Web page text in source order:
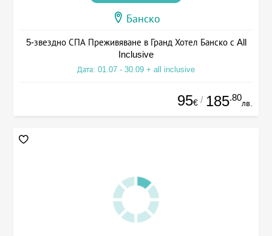
Банско
5-звездно СПА Преживяване в Гранд Хотел Банско с All
Inclusive
Дата: 01.07 - 30.09 + all inclusive
95€ / 185.80
лв.